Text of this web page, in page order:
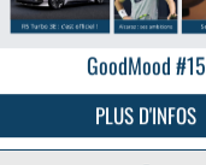
GoodMood #15
PLUS D'INFOS